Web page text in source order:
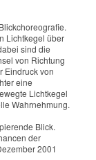
Lichtkegel über
sind die
von Richtung
Eindruck von
eine
Lichtkegel
Wahrnehmung.
Blick.
der
2001